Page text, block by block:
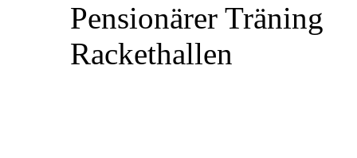
Pensionärer Träning
Rackethallen